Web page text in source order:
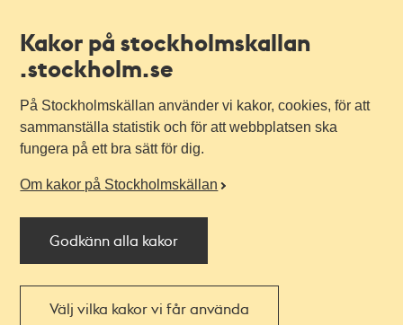
Kakor på stockholmskallan
.stockholm.se
På Stockholmskällan använder vi kakor, cookies, för att
sammanställa statistik och för att webbplatsen ska
fungera på ett bra sätt för dig.
Om kakor på Stockholmskällan
Godkänn alla kakor
Välj vilka kakor vi får använda